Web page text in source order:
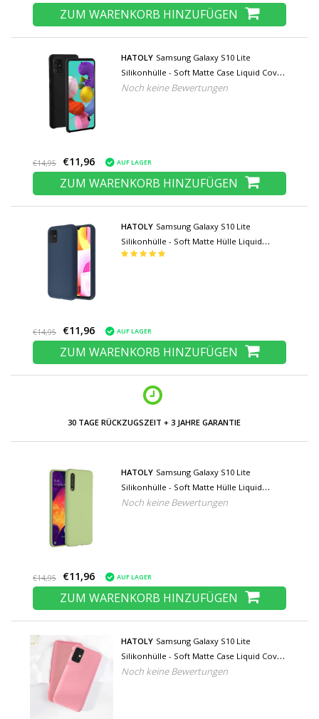
ZUM WARENKORB HINZUFÜGEN
HATOLY Samsung Galaxy S10 Lite
Silikonhülle - Soft Matte Case Liquid Cover
Schwarz
Noch keine Bewertungen
€14,95 €11,96 AUF LAGER
ZUM WARENKORB HINZUFÜGEN
HATOLY Samsung Galaxy S10 Lite
Silikonhülle - Soft Matte Hülle Liquid
Cover Blue
€14,95 €11,96 AUF LAGER
ZUM WARENKORB HINZUFÜGEN
HATOLY Samsung Galaxy S10 Lite
Silikonhülle - Soft Matte Hülle Liquid
Cover Green
Noch keine Bewertungen
€14,95 €11,96 AUF LAGER
ZUM WARENKORB HINZUFÜGEN
HATOLY Samsung Galaxy S10 Lite
Silikonhülle - Soft Matte Case Liquid Cover
Pink
Noch keine Bewertungen